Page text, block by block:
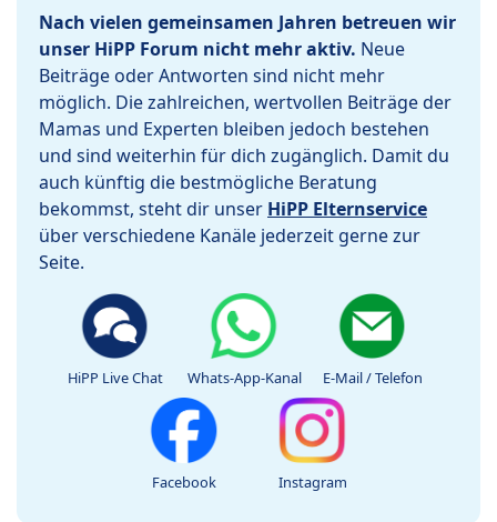
Nach vielen gemeinsamen Jahren betreuen wir
unser HiPP Forum nicht mehr aktiv. Neue
Beiträge oder Antworten sind nicht mehr
möglich. Die zahlreichen, wertvollen Beiträge der
Mamas und Experten bleiben jedoch bestehen
und sind weiterhin für dich zugänglich. Damit du
auch künftig die bestmögliche Beratung
bekommst, steht dir unser HiPP Elternservice
über verschiedene Kanäle jederzeit gerne zur
Seite.
HiPP Live Chat Whats-App-Kanal E-Mail / Telefon
Facebook Instagram